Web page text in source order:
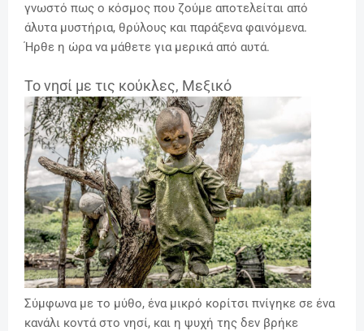
γνωστό πως ο κόσμος που ζούμε αποτελείται από
άλυτα μυστήρια, θρύλους και παράξενα φαινόμενα.
Ήρθε η ώρα να μάθετε για μερικά από αυτά.
Το νησί με τις κούκλες, Μεξικό
Σύμφωνα με το μύθο, ένα μικρό κορίτσι πνίγηκε σε ένα
κανάλι κοντά στο νησί, και η ψυχή της δεν βρήκε